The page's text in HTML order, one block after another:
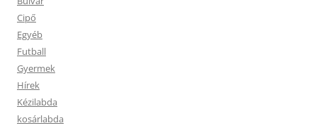
Cipő
Egyéb
Futball
Gyermek
Hírek
Kézilabda
kosárlabda